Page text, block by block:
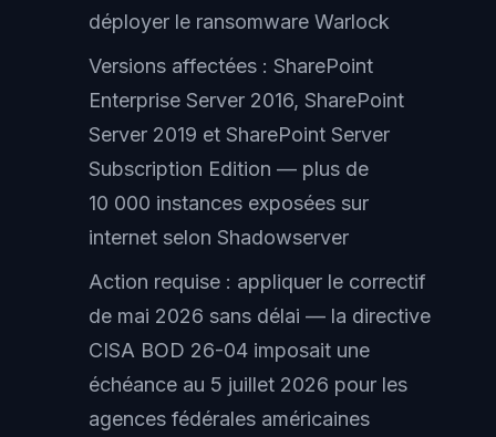
déployer le ransomware Warlock
Versions affectées : SharePoint
Enterprise Server 2016, SharePoint
Server 2019 et SharePoint Server
Subscription Edition — plus de
10 000 instances exposées sur
internet selon Shadowserver
Action requise : appliquer le correctif
de mai 2026 sans délai — la directive
CISA BOD 26-04 imposait une
échéance au 5 juillet 2026 pour les
agences fédérales américaines